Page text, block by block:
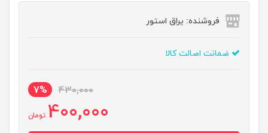
فروشنده: یراق استور
ضمانت اصالت کالا
430,000
7%
400,000 تومان